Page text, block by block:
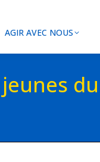
AGIR AVEC NOUS